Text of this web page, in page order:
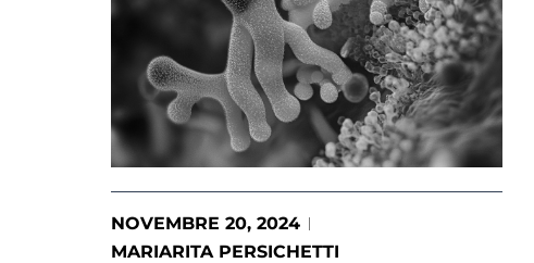
NOVEMBRE 20, 2024
MARIARITA PERSICHETTI